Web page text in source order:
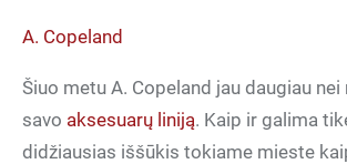
A. Copeland
Šiuo metu A. Copeland jau daugiau
savo aksesuarų liniją. Kaip ir galima
didžiausias iššūkis tokiame mieste